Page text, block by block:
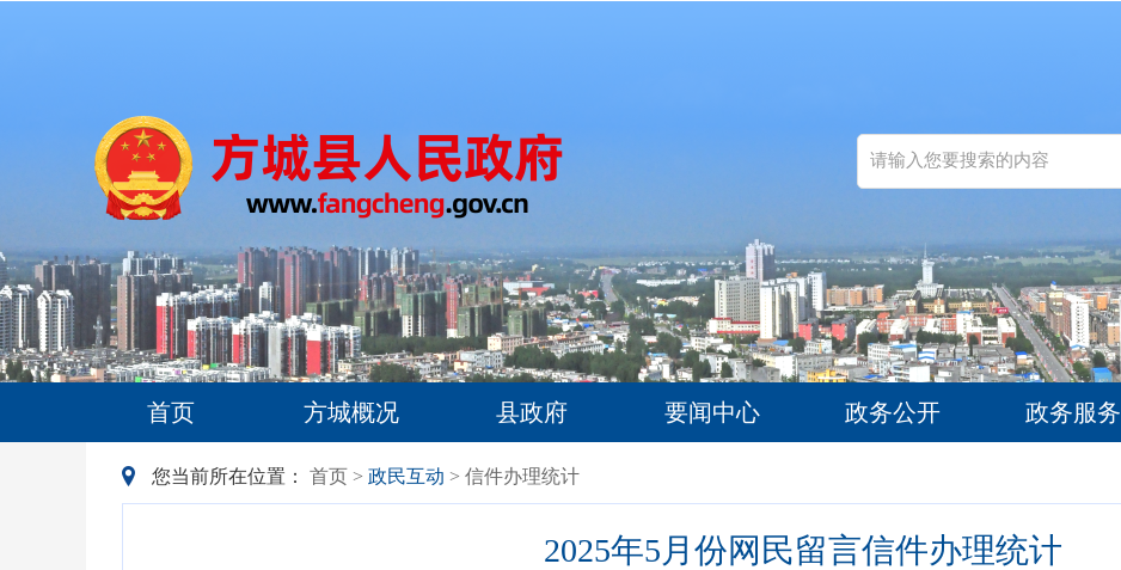
首页 方城概况 县政府 要闻中心 政务公开 政务服务
您当前所在位置： 首页 > 政民互动 > 信件办理统计
2025年5月份网民留言信件办理统计